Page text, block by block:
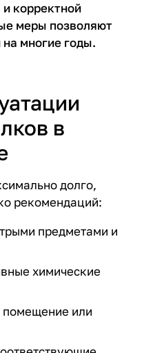
и корректной
меры позволяют
многие годы.
в
долго,
рекомендаций:
предметами и
химические
помещение или